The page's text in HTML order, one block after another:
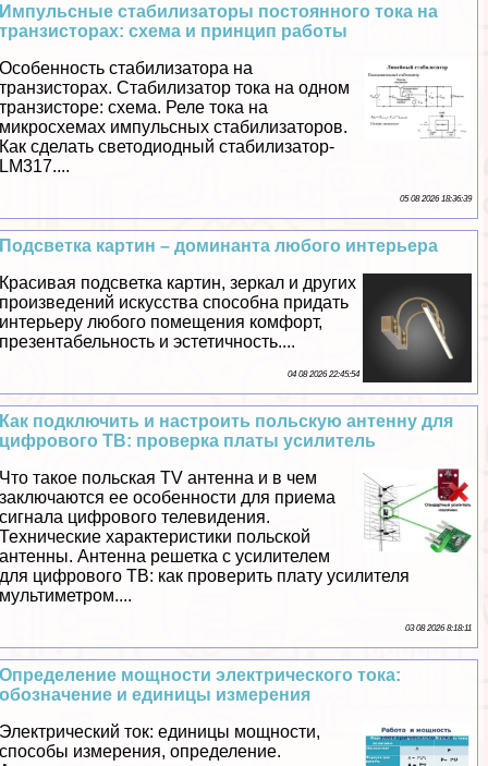
Импульсные стабилизаторы постоянного тока на
транзисторах: схема и принцип работы
Особенность стабилизатора на
транзисторах. Стабилизатор тока на одном
транзисторе: схема. Реле тока на
микросхемах импульсных стабилизаторов.
Как сделать светодиодный стабилизатор-
LM317....
05 08 2026 18:36:39
Подсветка картин – доминанта любого интерьера
Красивая подсветка картин, зеркал и других
произведений искусства способна придать
интерьеру любого помещения комфорт,
презентабельность и эстетичность....
04 08 2026 22:45:54
Как подключить и настроить польскую антенну для
цифрового ТВ: проверка платы усилитель
Что такое польская TV антенна и в чем
заключаются ее особенности для приема
сигнала цифрового телевидения.
Технические хаpaктеристики польской
антенны. Антенна решетка с усилителем
для цифрового ТВ: как проверить плату усилителя
мультиметром....
03 08 2026 8:18:11
Определение мощности электрического тока:
обозначение и единицы измерения
Электрический ток: единицы мощности,
способы измерения, определение.